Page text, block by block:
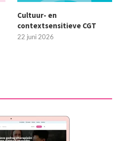
Cultuur- en
contextsensitieve CGT
22 juni 2026